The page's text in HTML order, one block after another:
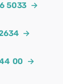
5033 →
→
00 →